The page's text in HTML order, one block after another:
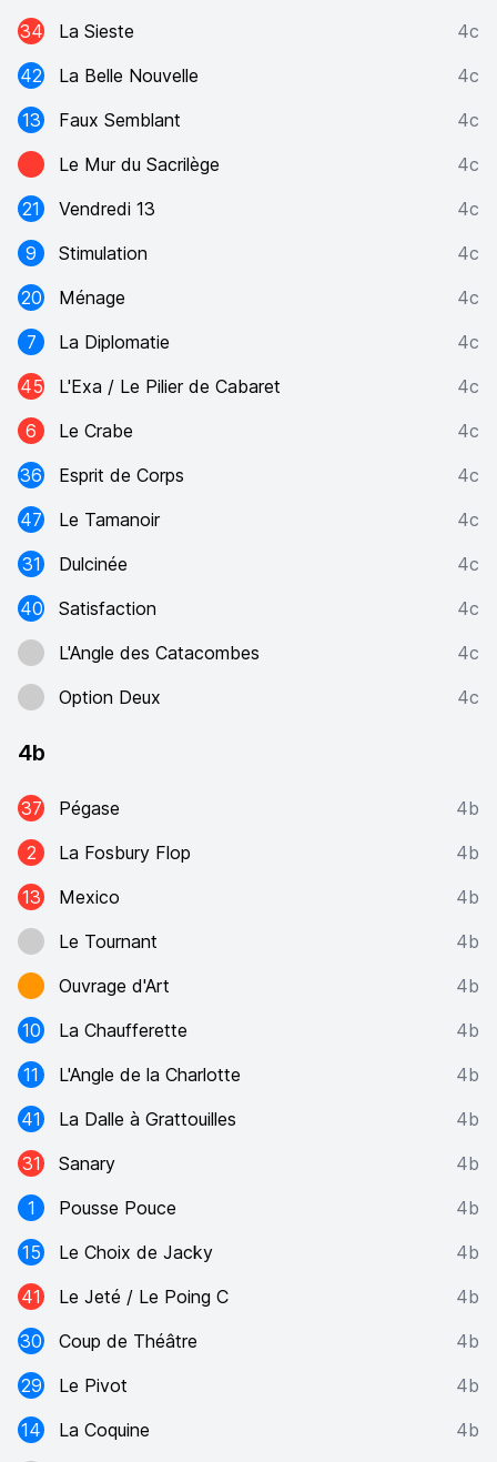
34 La Sieste
4c
42
La Belle Nouvelle
4c
13
Faux Semblant
4c
Le Mur du Sacrilège
4c
21
Vendredi 13
4c
9
Stimulation
4c
20
Ménage
4c
7
La Diplomatie
4c
45
L'Exa / Le Pilier de Cabaret
4c
6
Le Crabe
4c
36
Esprit de Corps
4c
47
Le Tamanoir
4c
31
Dulcinée
4c
40
Satisfaction
4c
L'Angle des Catacombes
4c
Option Deux
4c
4b
37 Pégase
4b
2
La Fosbury Flop
4b
13
Mexico
4b
Le Tournant
4b
Ouvrage d'Art
4b
10
La Chaufferette
4b
11
L'Angle de la Charlotte
4b
41
La Dalle à Grattouilles
4b
31
Sanary
4b
1
Pousse Pouce
4b
15
Le Choix de Jacky
4b
41
Le Jeté / Le Poing C
4b
30
Coup de Théâtre
4b
29
Le Pivot
4b
14
La Coquine
4b